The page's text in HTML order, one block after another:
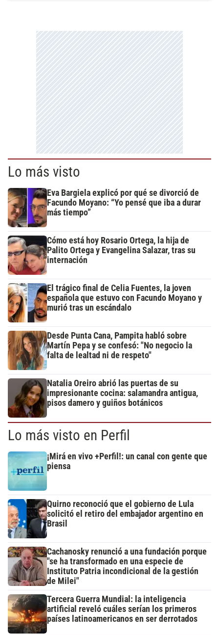
Lo más visto
Eva Bargiela explicó por qué se divorció de
Facundo Moyano: “Yo pensé que iba a durar
más tiempo”
Cómo está hoy Rosario Ortega, la hija de
Palito Ortega y Evangelina Salazar, tras su
internación
El trágico final de Celia Fuentes, la joven
española que estuvo con Facundo Moyano y
murió tras un escándalo
Desde Punta Cana, Pampita habló sobre
Martín Pepa y se confesó: "No negocio la
falta de lealtad ni de respeto"
Natalia Oreiro abrió las puertas de su
impresionante cocina: salamandra antigua,
pisos damero y guiños botánicos
Lo más visto en Perfil
¡Mirá en vivo +Perfil!: un canal con gente que
piensa
Quirno reconoció que el gobierno de Lula
solicitó el retiro del embajador argentino en
Brasil
Cachanosky renunció a una fundación porque
"se ha transformado en una especie de
Instituto Patria incondicional de la gestión
de Milei"
Tercera Guerra Mundial: la inteligencia
artificial reveló cuáles serían los primeros
países latinoamericanos en ser derrotados